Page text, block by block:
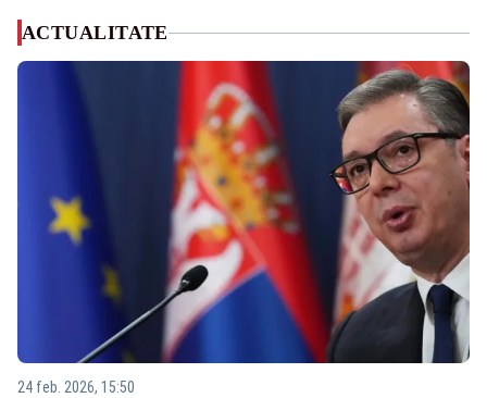
ACTUALITATE
24 feb. 2026, 15:50